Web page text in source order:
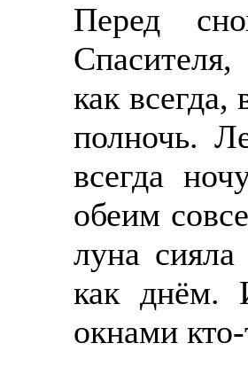
Перед
как
полночь.
всегда
обеим
луна
как днём.
окнами